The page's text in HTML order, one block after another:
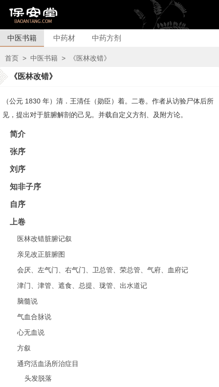
中医书籍 中药材 中药方剂
首页 > 中医书籍 > 《医林改错》
《医林改错》
（公元 1830 年）清．王清任（勋臣）着。二卷。作者从访验尸体后所
见，提出对于脏腑解剖的己见。并载自定义方剂、及附方论。
简介
张序
刘序
知非子序
自序
上卷
医林改错脏腑记叙
亲见改正脏腑图
会厌、左气门、右气门、卫总管、荣总管、气府、血府记
津门、津管、遮食、总提、珑管、出水道记
脑髓说
气血合脉说
心无血说
方叙
通窍活血汤所治症目
头发脱落